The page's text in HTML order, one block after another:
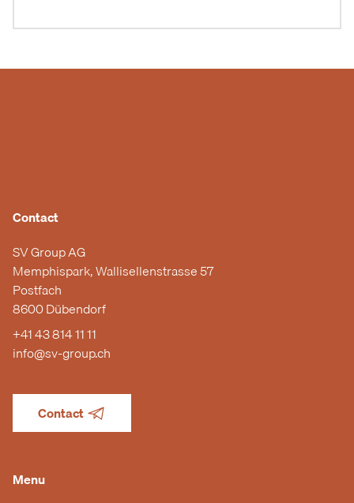
Contact
SV Group AG
Memphispark, Wallisellenstrasse 57
Postfach
8600 Dübendorf
+41 43 814 11 11
info@sv-group.ch
Contact
Menu